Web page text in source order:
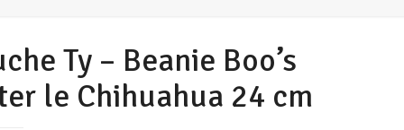
Ty – Beanie Boo’s
le Chihuahua 24 cm